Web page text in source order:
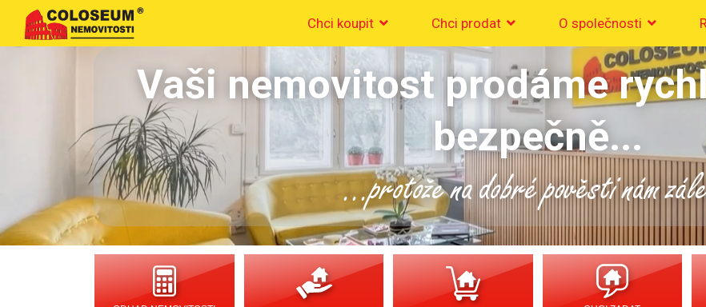
Chci koupit Chci prodat O společnosti
Vaši nemovitost prodáme
bezpečně...
...protože na dobré pověsti nám